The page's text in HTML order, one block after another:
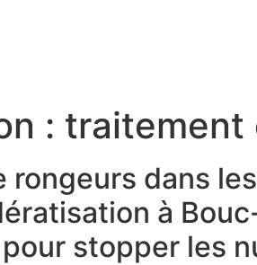
:
rongeurs dans
à
stopper les